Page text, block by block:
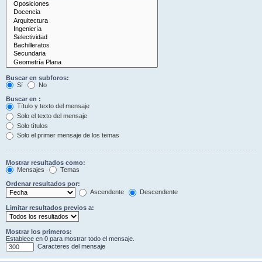
Buscar en subforos:
Sí
No
Buscar en :
Título y texto del mensaje
Solo el texto del mensaje
Solo títulos
Solo el primer mensaje de los temas
Mostrar resultados como:
Mensajes
Temas
Ordenar resultados por:
Ascendente
Descendente
Limitar resultados previos a:
Mostrar los primeros:
Establece en 0 para mostrar todo el mensaje.
Caracteres del mensaje